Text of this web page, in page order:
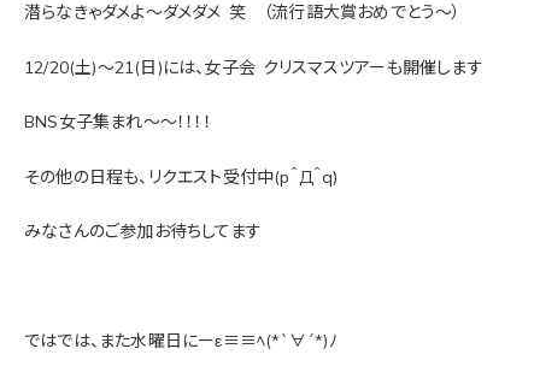
潜らなきゃダメよ～ダメダメ 笑 （流行語大賞おめでとう～）
12/20(土)～21(日)には、女子会 クリスマスツアーも開催します
BNS女子集まれ～～！！！！
その他の日程も、リクエスト受付中(p＾Д＾q)
みなさんのご参加お待ちしてます
ではでは、また水曜日にーε≡≡ﾍ(*`∀´*)ﾉ